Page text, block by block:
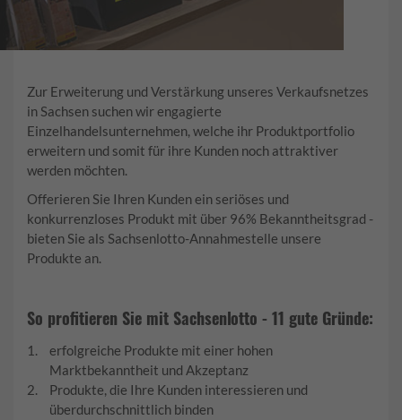
Zur Erweiterung und Verstärkung unseres Verkaufsnetzes
in Sachsen suchen wir engagierte
Einzelhandelsunternehmen, welche ihr Produktportfolio
erweitern und somit für ihre Kunden noch attraktiver
werden möchten.
Offerieren Sie Ihren Kunden ein seriöses und
konkurrenzloses Produkt mit über 96% Bekanntheitsgrad -
bieten Sie als Sachsenlotto-Annahmestelle unsere
Produkte an.
So profitieren Sie mit Sachsenlotto - 11 gute Gründe:
erfolgreiche Produkte mit einer hohen
Marktbekanntheit und Akzeptanz
Produkte, die Ihre Kunden interessieren und
überdurchschnittlich binden